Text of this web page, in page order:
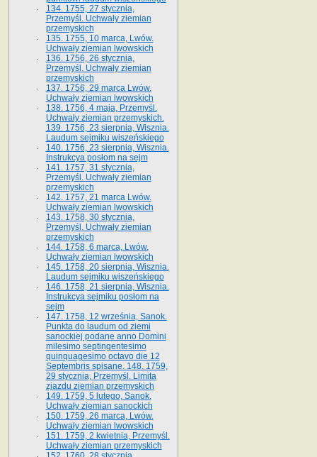
134. 1755, 27 stycznia,
Przemyśl. Uchwały ziemian
przemyskich
135. 1755, 10 marca, Lwów.
Uchwały ziemian lwowskich
136. 1756, 26 stycznia,
Przemyśl. Uchwały ziemian
przemyskich
137. 1756, 29 marca Lwów.
Uchwały ziemian lwowskich
138. 1756, 4 maja, Przemyśl.
Uchwały ziemian przemyskich.
139. 1756, 23 sierpnia, Wisznia.
Laudum sejmiku wiszeńskiego
140. 1756, 23 sierpnia, Wisznia.
Instrukcya posłom na sejm
141. 1757, 31 stycznia,
Przemyśl. Uchwały ziemian
przemyskich
142. 1757, 21 marca Lwów.
Uchwały ziemian lwowskich
143. 1758, 30 stycznia,
Przemyśl. Uchwały ziemian
przemyskich
144. 1758, 6 marca, Lwów.
Uchwały ziemian lwowskich
145. 1758, 20 sierpnia, Wisznia.
Laudum sejmiku wiszeńskiego
146. 1758, 21 sierpnia, Wisznia.
Instrukcya sejmiku posłom na
sejm
147. 1758, 12 września, Sanok.
Punkta do laudum od ziemi
sanockiej podane anno Domini
milesimo septingentesimo
quinquagesimo octavo die 12
Septembris spisane. 148. 1759,
29 stycznia, Przemyśl. Limita
zjazdu ziemian przemyskich
149. 1759, 5 lutego, Sanok.
Uchwały ziemian sanockich
150. 1759, 26 marca, Lwów.
Uchwały ziemian lwowskich
151. 1759, 2 kwietnia, Przemyśl.
Uchwały ziemian przemyskich